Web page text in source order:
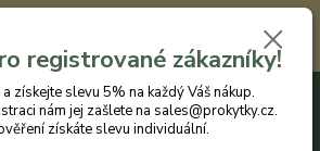
nabízíme slevu 5% na každý nákup. Máte-li
zašlete na sales@prokytky.cz. Po jeho ověření
individuální. Přejít na registraci →
CZK 0ks
registrované zákazníky!
získejte slevu 5% na každý Váš nákup.
nám jej zašlete na sales@prokytky.cz.
získáte slevu individuální.